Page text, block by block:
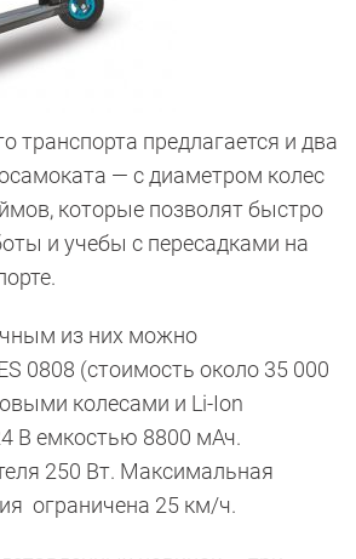
транспорта предлагается и два
— с диаметром колес
которые позволят быстро
и учебы с пересадками на
из них можно
0808 (стоимость около 35 000
колесами и Li-Ion
В емкостью 8800 мАч.
250 Вт. Максимальная
ограничена 25 км/ч.